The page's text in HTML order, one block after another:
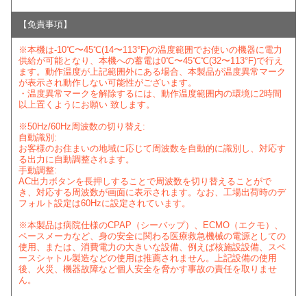
【免責事項】
※本機は-10℃〜45℃(14〜113°F)の温度範囲でお使いの機器に電力
供給が可能となり、本機への蓄電は0℃〜45℃℃(32〜113°F)で行え
ます。動作温度が上記範囲外にある場合、本製品が温度異常マーク
が表示され動作しない可能性がございます。
・温度異常マークを解除するには、動作温度範囲内の環境に2時間
以上置くようにお願い 致します。
※50Hz/60Hz周波数の切り替え:
自動識別:
お客様のお住まいの地域に応じて周波数を自動的に識別し、対応す
る出力に自動調整されます。
手動調整:
AC出力ボタンを長押しすることで周波数を切り替えることがで
き、対応する周波数が画面に表示されます。なお、工場出荷時のデ
フォルト設定は60Hzに設定されています。
※本製品は病院仕様のCPAP（シーバップ）、ECMO（エクモ）、
ペースメーカなど、身の安全に関わる医療救急機械の電源としての
使用、または、消費電力の大きいな設備、例えば核施設設備、スペ
ースシャトル製造などの使用は推薦されません。上記設備の使用
後、火災、機器故障など個人安全を脅かす事故の責任を取りませ
ん。